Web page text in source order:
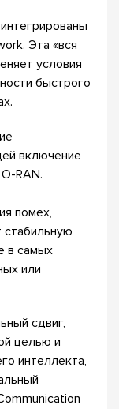
Эта «вся
условия
быстрого
включение
RAN.
помех,
стабильную
в самых
или
сдвиг,
целью и
интеллекта,